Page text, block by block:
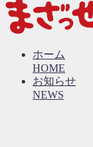
ホーム
HOME
お知らせ
NEWS